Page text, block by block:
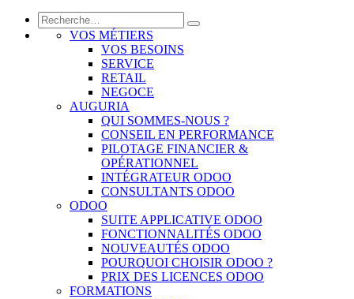
VOS MÉTIERS
VOS BESOINS
SERVICE
RETAIL
NEGOCE
AUGURIA
QUI SOMMES-NOUS ?
CONSEIL EN PERFORMANCE
PILOTAGE FINANCIER &
OPÉRATIONNEL
INTÉGRATEUR ODOO
CONSULTANTS ODOO
ODOO
SUITE APPLICATIVE ODOO
FONCTIONNALITÉS ODOO
NOUVEAUTÉS ODOO
POURQUOI CHOISIR ODOO ?
PRIX DES LICENCES ODOO
FORMATIONS